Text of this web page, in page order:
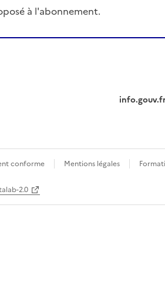
à l'abonnement.
conforme Mentions légales
2.0